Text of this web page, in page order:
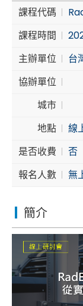
課程代碼
課程時間
主辦單位
台
協辦單位
城市
地點
線
是否收費
否
報名人數
無
簡介